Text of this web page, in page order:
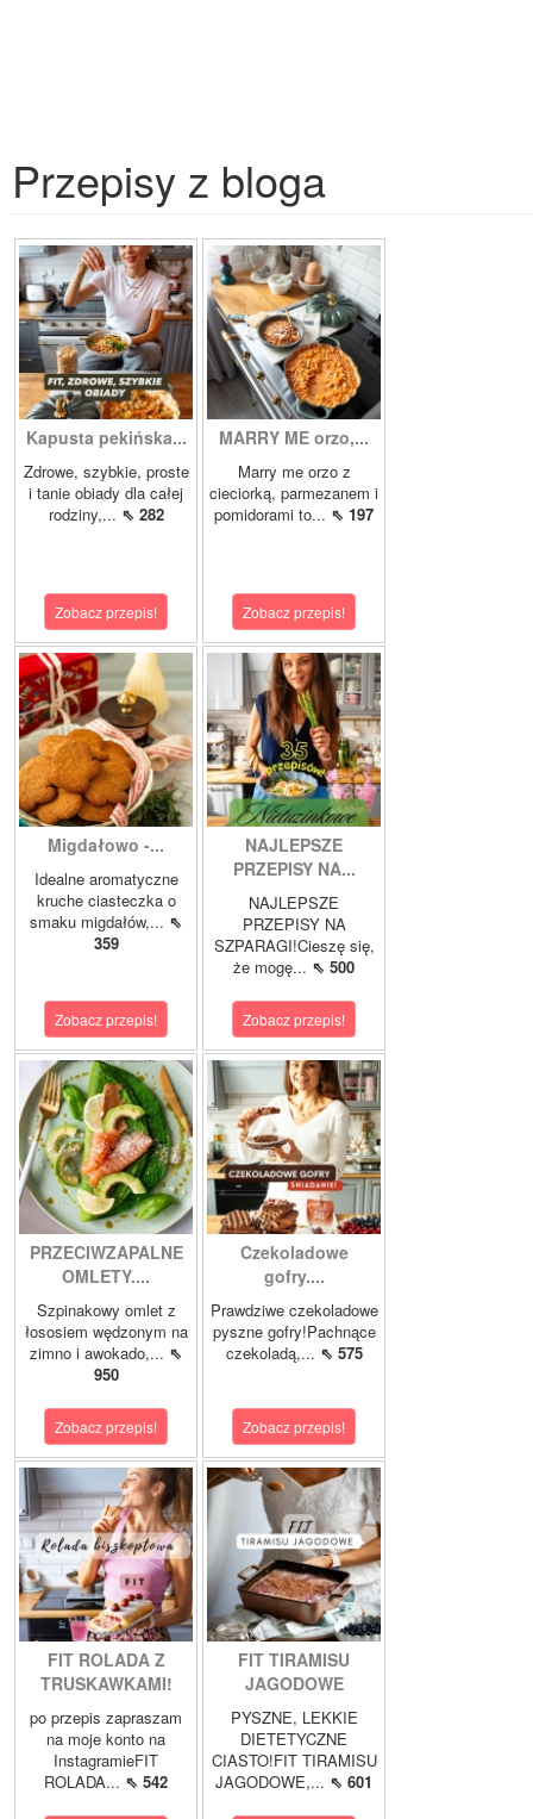
Przepisy z bloga
Kapusta pekińska...
Zdrowe, szybkie, proste
i tanie obiady dla całej
rodziny,... ⇖ 282
Zobacz przepis!
MARRY ME orzo,...
Marry me orzo z
cieciorką, parmezanem i
pomidorami to... ⇖ 197
Zobacz przepis!
Migdałowo -...
Idealne aromatyczne
kruche ciasteczka o
smaku migdałów,... ⇖
359
Zobacz przepis!
NAJLEPSZE
PRZEPISY NA...
NAJLEPSZE
PRZEPISY NA
SZPARAGI!Cieszę się,
że mogę... ⇖ 500
Zobacz przepis!
PRZECIWZAPALNE
OMLETY....
Szpinakowy omlet z
łososiem wędzonym na
zimno i awokado,... ⇖
950
Zobacz przepis!
Czekoladowe
gofry....
Prawdziwe czekoladowe
pyszne gofry!Pachnące
czekoladą,... ⇖ 575
Zobacz przepis!
FIT ROLADA Z
TRUSKAWKAMI!
po przepis zapraszam
na moje konto na
InstagramieFIT
ROLADA... ⇖ 542
FIT TIRAMISU
JAGODOWE
PYSZNE, LEKKIE
DIETETYCZNE
CIASTO!FIT TIRAMISU
JAGODOWE,... ⇖ 601